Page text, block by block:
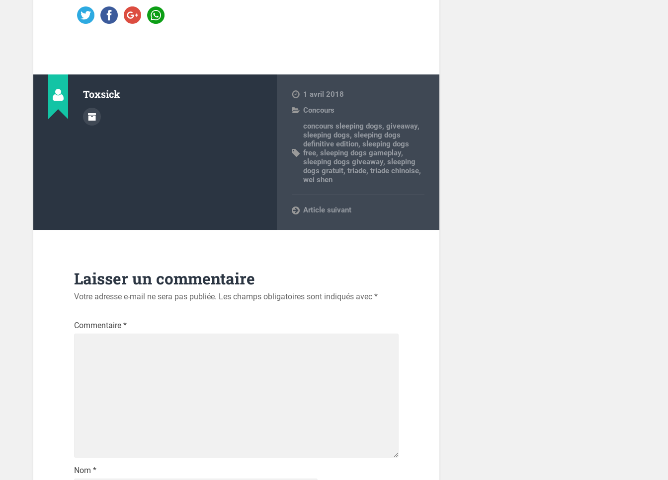
Toxsick
1 avril 2018
Concours
concours sleeping dogs,giveaway,
sleeping dogs,sleeping dogs
definitive edition,sleeping dogs
free,sleeping dogs gameplay,
sleeping dogs giveaway,sleeping
dogs gratuit,triade,triade chinoise,
wei shen
Article suivant
Laisser un commentaire
Votre adresse e-mail ne sera pas publiée. Les champs obligatoires sont indiqués avec *
Commentaire *
Nom *